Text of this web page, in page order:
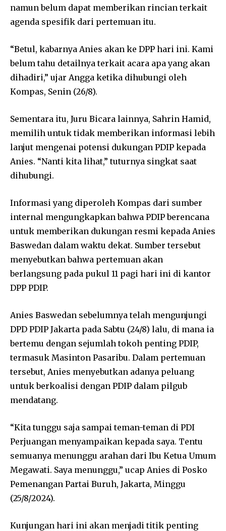
namun belum dapat memberikan rincian terkait
agenda spesifik dari pertemuan itu.
“Betul, kabarnya Anies akan ke DPP hari ini. Kami
belum tahu detailnya terkait acara apa yang akan
dihadiri,” ujar Angga ketika dihubungi oleh
Kompas, Senin (26/8).
Sementara itu, Juru Bicara lainnya, Sahrin Hamid,
memilih untuk tidak memberikan informasi lebih
lanjut mengenai potensi dukungan PDIP kepada
Anies. “Nanti kita lihat,” tuturnya singkat saat
dihubungi.
Informasi yang diperoleh Kompas dari sumber
internal mengungkapkan bahwa PDIP berencana
untuk memberikan dukungan resmi kepada Anies
Baswedan dalam waktu dekat. Sumber tersebut
menyebutkan bahwa pertemuan akan
berlangsung pada pukul 11 pagi hari ini di kantor
DPP PDIP.
Anies Baswedan sebelumnya telah mengunjungi
DPD PDIP Jakarta pada Sabtu (24/8) lalu, di mana ia
bertemu dengan sejumlah tokoh penting PDIP,
termasuk Masinton Pasaribu. Dalam pertemuan
tersebut, Anies menyebutkan adanya peluang
untuk berkoalisi dengan PDIP dalam pilgub
mendatang.
“Kita tunggu saja sampai teman-teman di PDI
Perjuangan menyampaikan kepada saya. Tentu
semuanya menunggu arahan dari Ibu Ketua Umum
Megawati. Saya menunggu,” ucap Anies di Posko
Pemenangan Partai Buruh, Jakarta, Minggu
(25/8/2024).
Kunjungan hari ini akan menjadi titik penting